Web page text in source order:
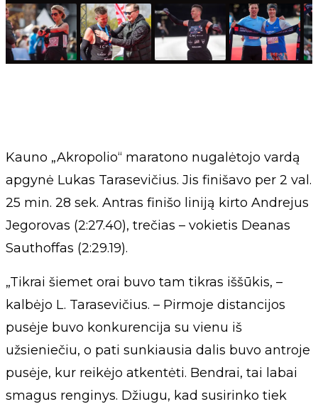
Kauno „Akropolio“ maratono nugalėtojo vardą
apgynė Lukas Tarasevičius. Jis finišavo per 2 val.
25 min. 28 sek. Antras finišo liniją kirto Andrejus
Jegorovas (2:27.40), trečias – vokietis Deanas
Sauthoffas (2:29.19).
„Tikrai šiemet orai buvo tam tikras iššūkis, –
kalbėjo L. Tarasevičius. – Pirmoje distancijos
pusėje buvo konkurencija su vienu iš
užsieniečiu, o pati sunkiausia dalis buvo antroje
pusėje, kur reikėjo atkentėti. Bendrai, tai labai
smagus renginys. Džiugu, kad susirinko tiek